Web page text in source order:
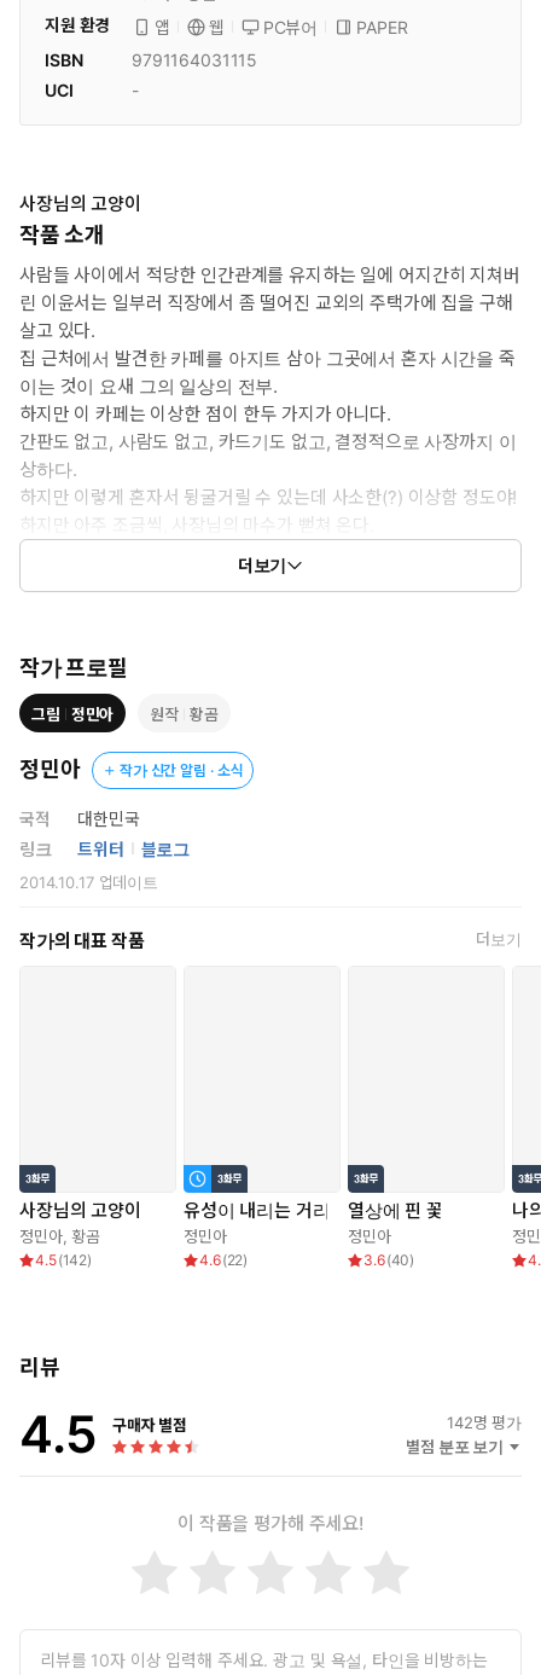
지원 환경
앱 웹 PC뷰어
PAPER
ISBN
9791164031115
UCI
-
사장님의 고양이
작품 소개
사람들 사이에서 적당한 인간관계를 유지하는 일에 어지간히 지쳐버
린 이윤서는 일부러 직장에서 좀 떨어진 교외의 주택가에 집을 구해
살고 있다.
집 근처에서 발견한 카페를 아지트 삼아 그곳에서 혼자 시간을 죽
이는 것이 요새 그의 일상의 전부.
하지만 이 카페는 이상한 점이 한두 가지가 아니다.
간판도 없고, 사람도 없고, 카드기도 없고, 결정적으로 사장까지 이
상하다.
하지만 이렇게 혼자서 뒹굴거릴 수 있는데 사소한(?) 이상함 정도야!
하지만 아주 조금씩, 사장님의 마수가 뻗쳐 온다.
더보기
작가 프로필
그림 정민아 원작 황곰
정민아 작가 신간 알림 · 소식
국적
대한민국
링크
트위터 블로그
2014.10.17업데이트
작가의 대표 작품 더보기
사장님의 고양이
정민아,황곰
4.5(142)
유성이 내리는 거리
정민아
4.6(22)
열상에 핀 꽃
정민아
3.6(40)
나
정
리뷰
4.5 구매자 별점 142명 평가
별점 분포 보기
이 작품을 평가해 주세요!